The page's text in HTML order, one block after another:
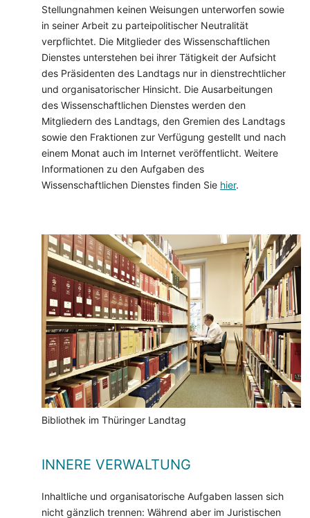
Stellungnahmen keinen Weisungen unterworfen sowie
in seiner Arbeit zu parteipolitischer Neutralität
verpflichtet. Die Mitglieder des Wissenschaftlichen
Dienstes unterstehen bei ihrer Tätigkeit der Aufsicht
des Präsidenten des Landtags nur in dienstrechtlicher
und organisatorischer Hinsicht. Die Ausarbeitungen
des Wissenschaftlichen Dienstes werden den
Mitgliedern des Landtags, den Gremien des Landtags
sowie den Fraktionen zur Verfügung gestellt und nach
einem Monat auch im Internet veröffentlicht. Weitere
Informationen zu den Aufgaben des
Wissenschaftlichen Dienstes finden Sie hier.
Bibliothek im Thüringer Landtag
INNERE VERWALTUNG
Inhaltliche und organisatorische Aufgaben lassen sich
nicht gänzlich trennen: Während aber im Juristischen